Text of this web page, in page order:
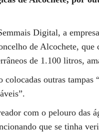
Digital, a
de Alcochete, que
de 1.100 litros,
colocadas outras
com o pelouro das
que se tinha